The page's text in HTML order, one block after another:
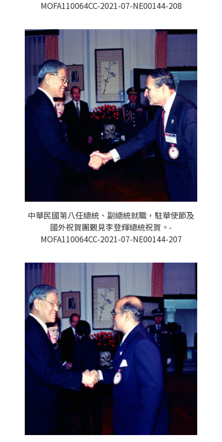
MOFA110064CC-2021-07-NE00144-208
中華民國第八任總統、副總統就職，駐華使節及
國外祝賀團覲見李登輝總統祝賀。-
MOFA110064CC-2021-07-NE00144-207